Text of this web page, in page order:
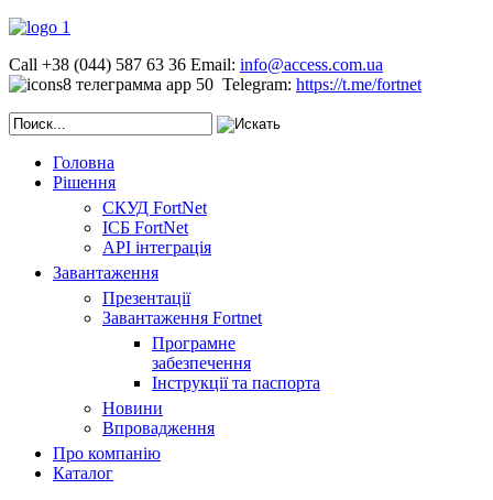
Call +38 (044) 587 63 36 Email: info@access.com.ua
Telegram: https://t.me/fortnet
Головна
Рішення
СКУД FortNet
ІСБ FortNet
API інтеграція
Завантаження
Презентації
Завантаження Fortnet
Програмне
забезпечення
Інструкції та паспорта
Новини
Впровадження
Про компанію
Каталог